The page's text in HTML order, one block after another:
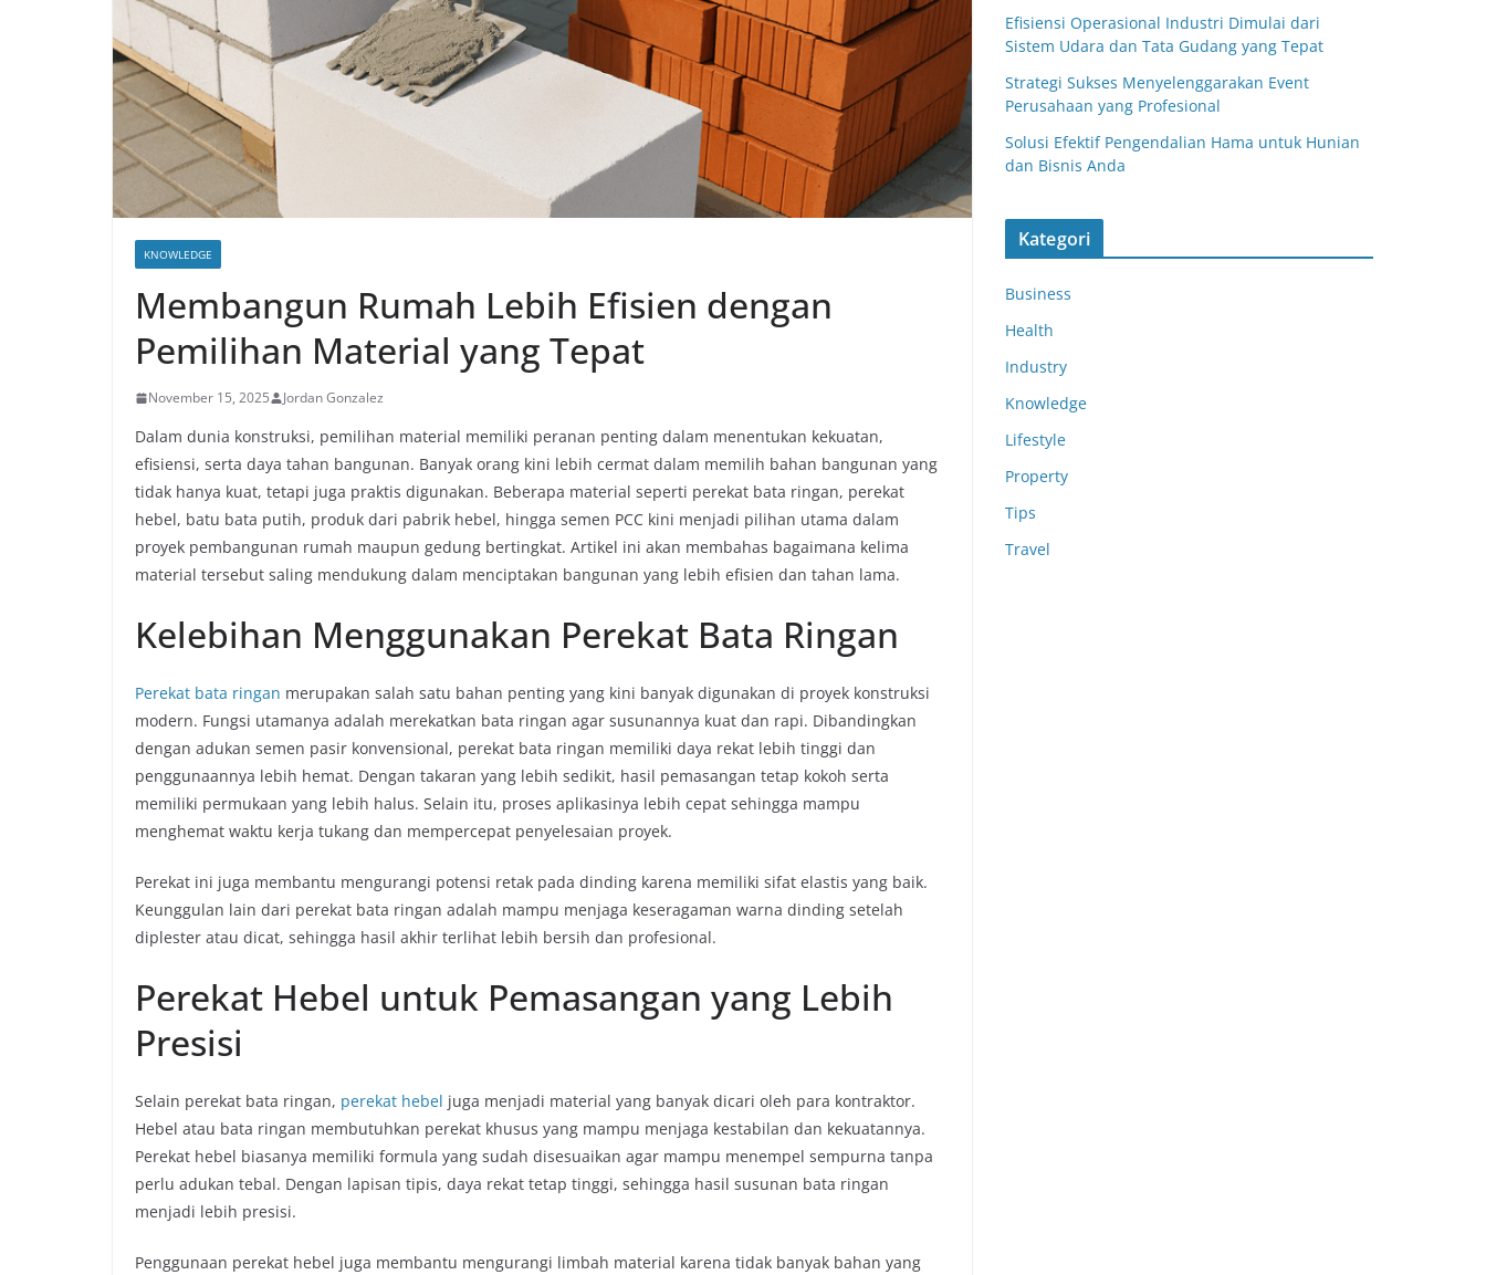
KNOWLEDGE
Membangun Rumah Lebih Efisien dengan
Pemilihan Material yang Tepat
November 15, 2025 Jordan Gonzalez
Dalam dunia konstruksi, pemilihan material memiliki peranan penting dalam menentukan kekuatan,
efisiensi, serta daya tahan bangunan. Banyak orang kini lebih cermat dalam memilih bahan bangunan yang
tidak hanya kuat, tetapi juga praktis digunakan. Beberapa material seperti perekat bata ringan, perekat
hebel, batu bata putih, produk dari pabrik hebel, hingga semen PCC kini menjadi pilihan utama dalam
proyek pembangunan rumah maupun gedung bertingkat. Artikel ini akan membahas bagaimana kelima
material tersebut saling mendukung dalam menciptakan bangunan yang lebih efisien dan tahan lama.
Kelebihan Menggunakan Perekat Bata Ringan
Perekat bata ringan merupakan salah satu bahan penting yang kini banyak digunakan di proyek konstruksi
modern. Fungsi utamanya adalah merekatkan bata ringan agar susunannya kuat dan rapi. Dibandingkan
dengan adukan semen pasir konvensional, perekat bata ringan memiliki daya rekat lebih tinggi dan
penggunaannya lebih hemat. Dengan takaran yang lebih sedikit, hasil pemasangan tetap kokoh serta
memiliki permukaan yang lebih halus. Selain itu, proses aplikasinya lebih cepat sehingga mampu
menghemat waktu kerja tukang dan mempercepat penyelesaian proyek.
Perekat ini juga membantu mengurangi potensi retak pada dinding karena memiliki sifat elastis yang baik.
Keunggulan lain dari perekat bata ringan adalah mampu menjaga keseragaman warna dinding setelah
diplester atau dicat, sehingga hasil akhir terlihat lebih bersih dan profesional.
Perekat Hebel untuk Pemasangan yang Lebih
Presisi
Selain perekat bata ringan, perekat hebel juga menjadi material yang banyak dicari oleh para kontraktor.
Hebel atau bata ringan membutuhkan perekat khusus yang mampu menjaga kestabilan dan kekuatannya.
Perekat hebel biasanya memiliki formula yang sudah disesuaikan agar mampu menempel sempurna tanpa
perlu adukan tebal. Dengan lapisan tipis, daya rekat tetap tinggi, sehingga hasil susunan bata ringan
menjadi lebih presisi.
Penggunaan perekat hebel juga membantu mengurangi limbah material karena tidak banyak bahan yang
Efisiensi Operasional Industri Dimulai dari
Sistem Udara dan Tata Gudang yang Tepat
Strategi Sukses Menyelenggarakan Event
Perusahaan yang Profesional
Solusi Efektif Pengendalian Hama untuk Hunian
dan Bisnis Anda
Kategori
Business
Health
Industry
Knowledge
Lifestyle
Property
Tips
Travel